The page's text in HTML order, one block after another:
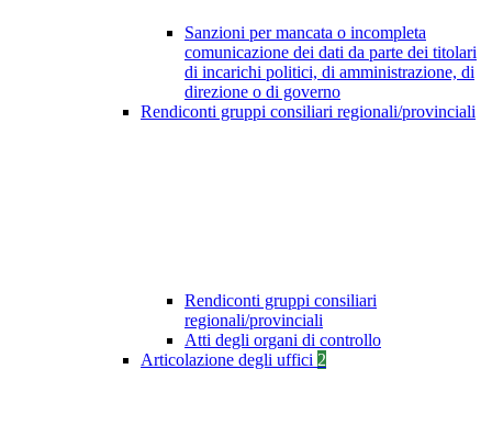
Sanzioni per mancata o incompleta
comunicazione dei dati da parte dei titolari
di incarichi politici, di amministrazione, di
direzione o di governo
Rendiconti gruppi consiliari regionali/provinciali
Rendiconti gruppi consiliari
regionali/provinciali
Atti degli organi di controllo
Articolazione degli uffici 2